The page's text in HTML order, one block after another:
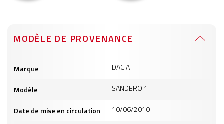
MODÈLE DE PROVENANCE
produits
Marque DACIA
Modèle SANDERO 1
Date de mise en circulation 10/06/2010